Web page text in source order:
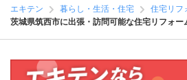
エキテン 暮らし・生活・住宅
住宅リフ
茨城県筑西市に出張・訪問可能な住宅リフォー